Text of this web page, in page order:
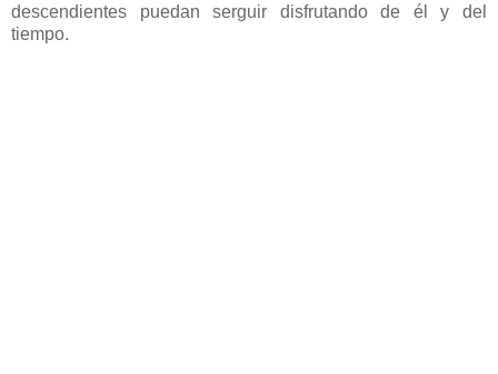
descendientes puedan serguir disfrutando de él y del
tiempo.